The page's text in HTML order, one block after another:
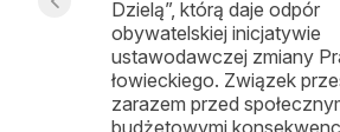
Dzielą”, którą daje odpór
obywatelskiej inicjatywie
ustawodawczej zmiany
łowieckiego. Związek
zarazem przed
budżetowymi